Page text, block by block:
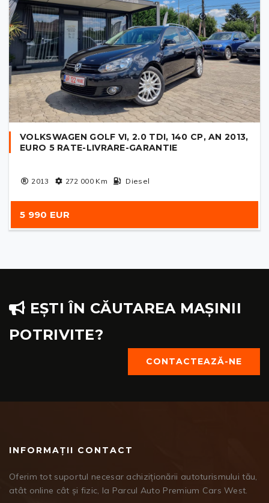
VOLKSWAGEN GOLF VI, 2.0 TDI, 140 CP, AN 2013,
EURO 5 RATE-LIVRARE-GARANTIE
2013 272 000Km Diesel
5 990 EUR
EȘTI ÎN CĂUTAREA MAȘINII
POTRIVITE?
CONTACTEAZĂ-NE
INFORMAȚII CONTACT
Oferim tot suportul necesar achiziționării autoturismului tău,
atât online cât și fizic, la Parcul Auto Premium Cars West.